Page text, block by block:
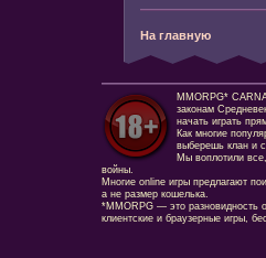
На главную
MMORPG*
законам
начать играть
Как многие
выберешь клан и
Мы воплотили
войны.
Многие online игры предлагают
а не размер кошелька.
*MMORPG — это разновидность
клиентские и браузерные игры,